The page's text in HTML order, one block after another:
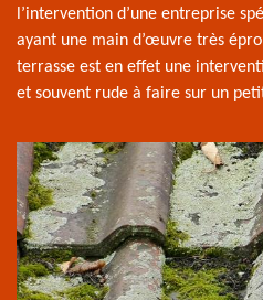
l’intervention d’une entreprise
ayant une main d’œuvre très
terrasse est en effet une
et souvent rude à faire sur un